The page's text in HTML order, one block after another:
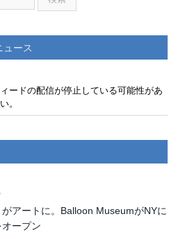
ュース
ードの配信が停止している可能性があ
。
がアートに。Balloon MuseumがNYに
ープン